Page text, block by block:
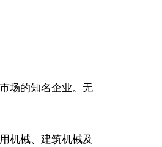
场的知名企业。无
机械、建筑机械及